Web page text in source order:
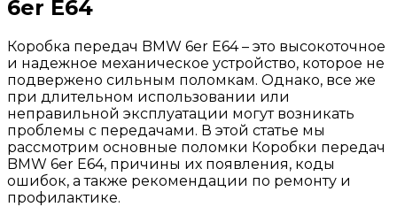
6er E64
Коробка передач BMW 6er E64 – это высокоточное
и надежное механическое устройство, которое не
подвержено сильным поломкам. Однако, все же
при длительном использовании или
неправильной эксплуатации могут возникать
проблемы с передачами. В этой статье мы
рассмотрим основные поломки Коробки передач
BMW 6er E64, причины их появления, коды
ошибок, а также рекомендации по ремонту и
профилактике.